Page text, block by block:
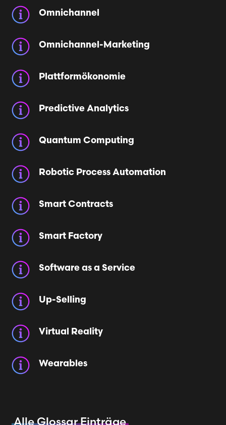
Omnichannel
Omnichannel-Marketing
Plattformökonomie
Predictive Analytics
Quantum Computing
Robotic Process Automation
Smart Contracts
Smart Factory
Software as a Service
Up-Selling
Virtual Reality
Wearables
Alle Glossar Einträge